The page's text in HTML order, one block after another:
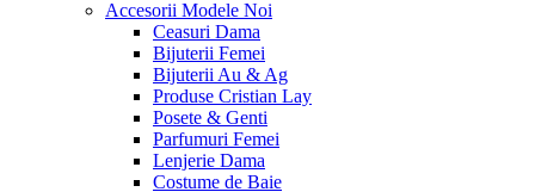
Accesorii Modele Noi
Ceasuri Dama
Bijuterii Femei
Bijuterii Au & Ag
Produse Cristian Lay
Posete & Genti
Parfumuri Femei
Lenjerie Dama
Costume de Baie